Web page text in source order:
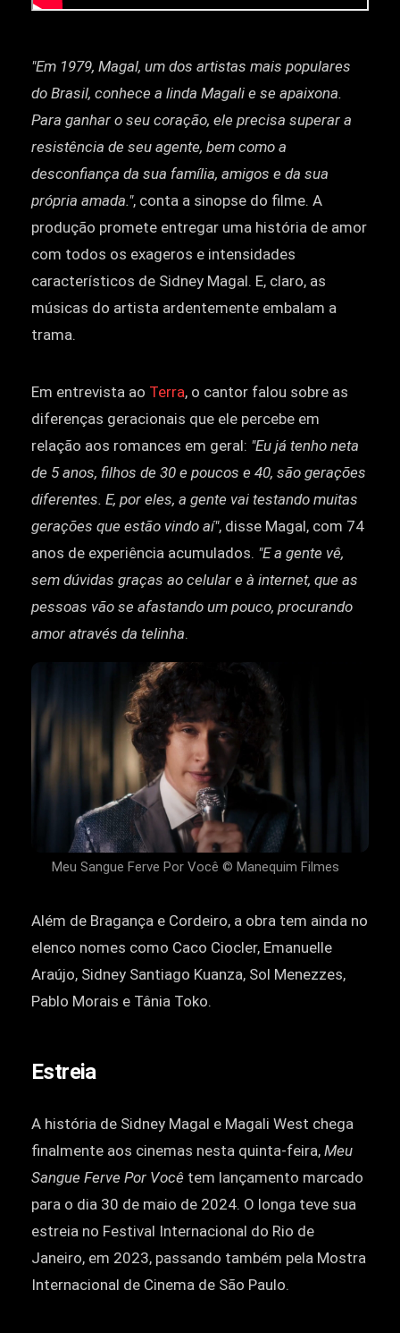
"Em 1979, Magal, um dos artistas mais populares
do Brasil, conhece a linda Magali e se apaixona.
Para ganhar o seu coração, ele precisa superar a
resistência de seu agente, bem como a
desconfiança da sua família, amigos e da sua
própria amada.", conta a sinopse do filme. A
produção promete entregar uma história de amor
com todos os exageros e intensidades
característicos de Sidney Magal. E, claro, as
músicas do artista ardentemente embalam a
trama.
Em entrevista ao Terra, o cantor falou sobre as
diferenças geracionais que ele percebe em
relação aos romances em geral: "Eu já tenho neta
de 5 anos, filhos de 30 e poucos e 40, são gerações
diferentes. E, por eles, a gente vai testando muitas
gerações que estão vindo aí", disse Magal, com 74
anos de experiência acumulados. "E a gente vê,
sem dúvidas graças ao celular e à internet, que as
pessoas vão se afastando um pouco, procurando
amor através da telinha.
Meu Sangue Ferve Por Você © Manequim Filmes
Além de Bragança e Cordeiro, a obra tem ainda no
elenco nomes como Caco Ciocler, Emanuelle
Araújo, Sidney Santiago Kuanza, Sol Menezzes,
Pablo Morais e Tânia Toko.
Estreia
A história de Sidney Magal e Magali West chega
finalmente aos cinemas nesta quinta-feira, Meu
Sangue Ferve Por Você tem lançamento marcado
para o dia 30 de maio de 2024. O longa teve sua
estreia no Festival Internacional do Rio de
Janeiro, em 2023, passando também pela Mostra
Internacional de Cinema de São Paulo.